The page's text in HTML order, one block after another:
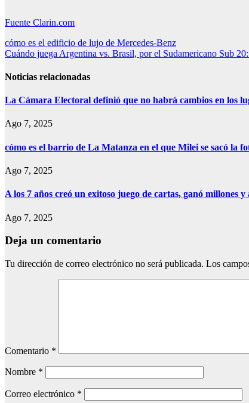
Fuente Clarin.com
Navegación
de
entradas
cómo es el edificio de lujo de Mercedes-Benz
Cuándo juega Argentina vs. Brasil, por el Sudamericano Sub
Noticias relacionadas
La Cámara Electoral definió que no habrá cambios en los
Ago 7, 2025
cómo es el barrio de La Matanza en el que Milei se sacó la
Ago 7, 2025
A los 7 años creó un exitoso juego de cartas, ganó millones
Ago 7, 2025
Deja un comentario
Tu dirección de correo electrónico no será publicada. Los
Comentario *
Nombre *
Correo electrónico *